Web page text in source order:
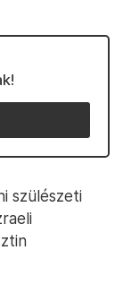
szülészeti